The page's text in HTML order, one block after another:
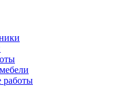
работы